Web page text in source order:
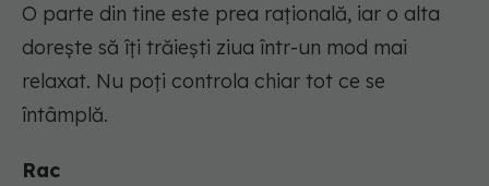
O parte din tine este prea rațională, iar o alta
dorește să îți trăiești ziua într-un mod mai
relaxat. Nu poți controla chiar tot ce se
întâmplă.
Rac